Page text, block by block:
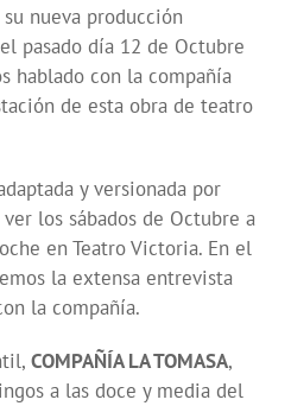
nueva producción
el pasado día 12 de Octubre
hablado con la compañía
de esta obra de teatro
y versionada por
los sábados de Octubre a
en Teatro Victoria. En el
la extensa entrevista
la compañía.
COMPAÑÍA LA TOMASA,
a las doce y media del